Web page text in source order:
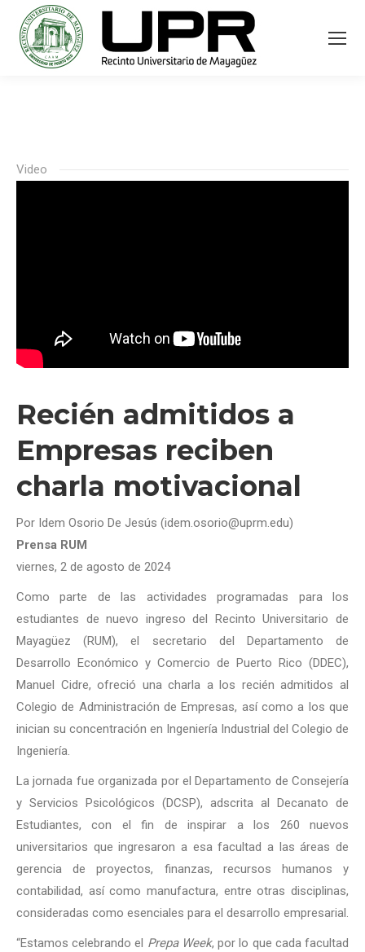
Video
Recién admitidos a
Empresas reciben
charla motivacional
Por Idem Osorio De Jesús (idem.osorio@uprm.edu)
Prensa RUM
viernes, 2 de agosto de 2024
Como parte de las actividades programadas para los
estudiantes de nuevo ingreso del Recinto Universitario de
Mayagüez (RUM), el secretario del Departamento de
Desarrollo Económico y Comercio de Puerto Rico (DDEC),
Manuel Cidre, ofreció una charla a los recién admitidos al
Colegio de Administración de Empresas, así como a los que
inician su concentración en Ingeniería Industrial del Colegio de
Ingeniería.
La jornada fue organizada por el Departamento de Consejería
y Servicios Psicológicos (DCSP), adscrita al Decanato de
Estudiantes, con el fin de inspirar a los 260 nuevos
universitarios que ingresaron a esa facultad a las áreas de
gerencia de proyectos, finanzas, recursos humanos y
contabilidad, así como manufactura, entre otras disciplinas,
consideradas como esenciales para el desarrollo empresarial.
“Estamos celebrando el Prepa Week, por lo que cada facultad